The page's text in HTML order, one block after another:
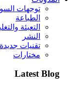
توجهات
الطباعة
التعبئة
النشر
تقنيات جديدة
مختارات
Latest Blog